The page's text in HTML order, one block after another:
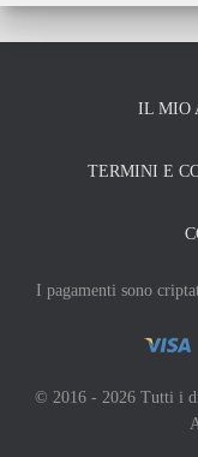
IL MIO
TERMINI E
I pagamenti sono
© 2016 - 2026 Tutti i